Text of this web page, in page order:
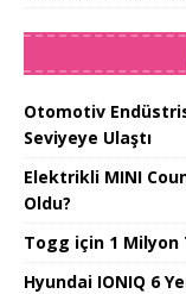
Otomotiv
Seviyeye Ulaştı
Elektrikli MINI
Oldu?
Togg için 1 Milyon
Hyundai IONIQ 6